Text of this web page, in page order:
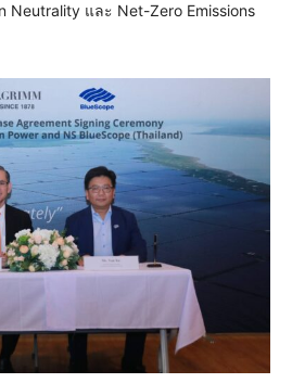
Neutrality และ Net-Zero Emissions